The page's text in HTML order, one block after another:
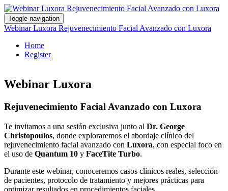
Toggle navigation
Webinar Luxora Rejuvenecimiento Facial Avanzado con Luxora
Home
Register
Webinar Luxora
Rejuvenecimiento Facial Avanzado con Luxora
Te invitamos a una sesión exclusiva junto al Dr. George
Christopoulos, donde exploraremos el abordaje clínico del
rejuvenecimiento facial avanzado con Luxora, con especial foco en
el uso de Quantum 10 y FaceTite Turbo.
Durante este webinar, conoceremos casos clínicos reales, selección
de pacientes, protocolo de tratamiento y mejores prácticas para
optimizar resultados en procedimientos faciales.